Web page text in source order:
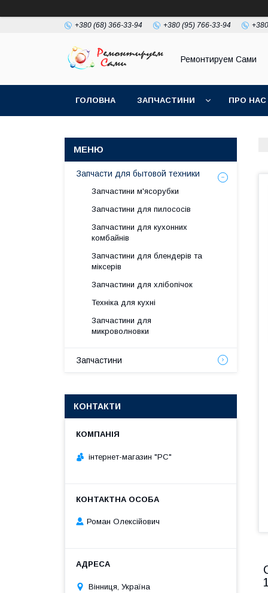
+380 (68) 366-33-94 +380 (95) 766-33-94
Ремонтируем Сами
ГОЛОВНА ЗАПЧАСТИНИ ПРО НАС
Запчасти для бытовой техники
Запчастини м'ясорубки
Запчастини для пилососів
Запчастини для кухонних
комбайнів
Запчастини для блендерів та
міксерів
Запчастини для хлібопічок
Техніка для кухні
Запчастини для
микроволновки
Запчастини
КОНТАКТИ
інтернет-магазин "РС"
Роман Олексійович
Вінниця, Україна